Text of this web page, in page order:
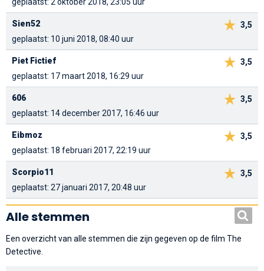
3,5
Sien52
geplaatst: 10 juni 2018, 08:40 uur
3,5
Piet Fictief
geplaatst: 17 maart 2018, 16:29 uur
3,5
606
geplaatst: 14 december 2017, 16:46 uur
3,5
Eibmoz
geplaatst: 18 februari 2017, 22:19 uur
3,5
Scorpio11
geplaatst: 27 januari 2017, 20:48 uur
Alle stemmen
Een overzicht van alle stemmen die zijn gegeven op de film The
Detective.